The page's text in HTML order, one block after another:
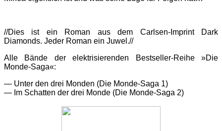
//Dies ist ein Roman aus dem Carlsen-Imprint Dark
Diamonds. Jeder Roman ein Juwel.//
Alle Bände der elektrisierenden Bestseller-Reihe »Die
Monde-Saga«:
— Unter den drei Monden (Die Monde-Saga 1)
— Im Schatten der drei Monde (Die Monde-Saga 2)